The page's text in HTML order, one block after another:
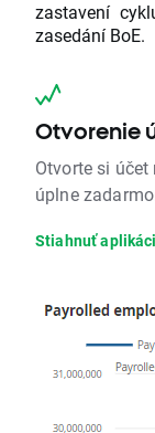
zastavení
zasedání BoE.
Otvorenie
Otvorte si
úplne
Stiahnuť